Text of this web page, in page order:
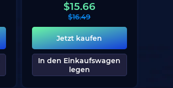
$15.66
$16.49
Jetzt kaufen
In den Einkaufswagen
legen